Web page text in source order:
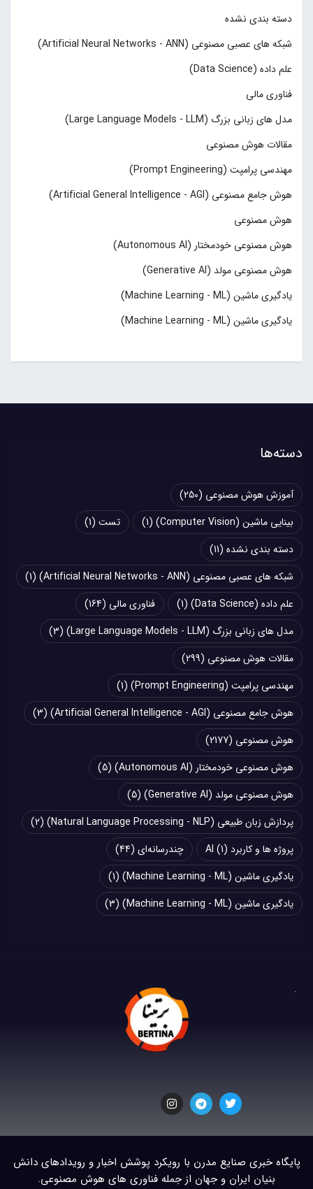
دسته بندی نشده
شبکه های عصبی مصنوعی (Artificial Neural Networks - ANN)
علم داده (Data Science)
فناوری مالی
مدل های زبانی بزرگ (Large Language Models - LLM)
مقالات هوش مصنوعی
مهندسی پرامپت (Prompt Engineering)
هوش جامع مصنوعی (Artificial General Intelligence - AGI)
هوش مصنوعی
هوش مصنوعی خودمختار (Autonomous AI)
هوش مصنوعی مولد (Generative AI)
یادگیری ماشین (Machine Learning - ML)
یادگیری ماشین (Machine Learning - ML)
دسته‌ها
آموزش هوش مصنوعی (250)
بینایی ماشین (Computer Vision)
(1) تست (1)
دسته بندی نشده (11)
شبکه های عصبی مصنوعی (Artificial Neural Networks - ANN)
(1)
علم داده (Data Science)
(1) فناوری مالی (164)
مدل های زبانی بزرگ (Large Language Models - LLM)
(3)
مقالات هوش مصنوعی (299)
مهندسی پرامپت (Prompt Engineering)
(1)
هوش جامع مصنوعی (Artificial General Intelligence - AGI)
(3)
هوش مصنوعی (2177)
هوش مصنوعی خودمختار (Autonomous AI)
(5)
هوش مصنوعی مولد (Generative AI)
(5)
پردازش زبان طبیعی (Natural Language Processing - NLP)
(2)
پروژه ها و کاربرد AI (1) چند‌‌رسانه‌ای (44)
یادگیری ماشین (Machine Learning - ML)
(1)
یادگیری ماشین (Machine Learning - ML)
(3)
پایگاه خبری صنایع مدرن با رویکرد پوشش اخبار و رویدادهای دانش
بنیان ایران و جهان از جمله فناوری های هوش مصنوعی.